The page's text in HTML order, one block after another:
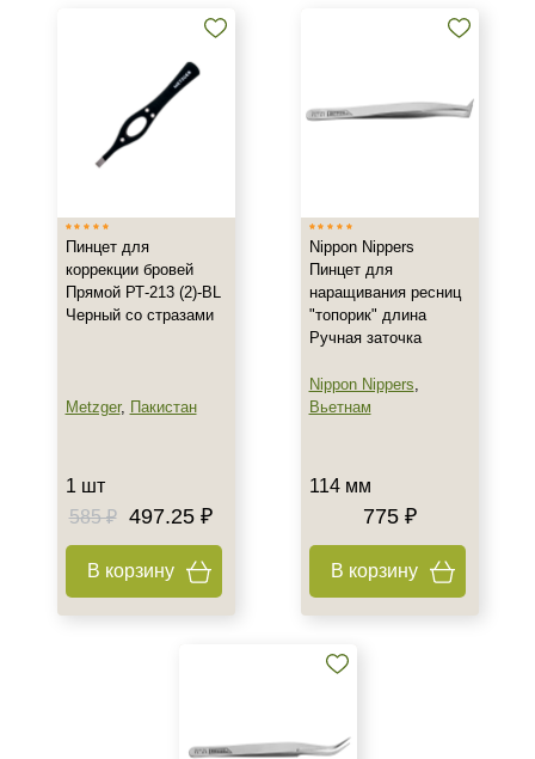
Пинцет для
коррекции бровей
Прямой РТ-213 (2)-BL
Черный со стразами
Metzger, Пакистан
1 шт
585 ₽
497.25 ₽
В корзину
Nippon Nippers
Пинцет для
наращивания ресниц
"топорик" длина
Ручная заточка
Nippon Nippers,
Вьетнам
114 мм
775 ₽
В корзину
+7 (929) 933-09-89